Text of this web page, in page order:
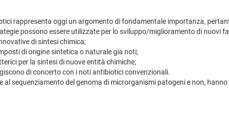
rappresenta oggi un argomento di fondamentale importanza,
possono essere utilizzate per lo sviluppo/miglioramento di nuovi
di sintesi chimica;
di origine sintetica o naturale gia noti;
per la sintesi di nuove entità chimiche;
di concerto con i noti antibiotici convenzionali.
sequenziamento del genoma di microrganismi patogeni e non,